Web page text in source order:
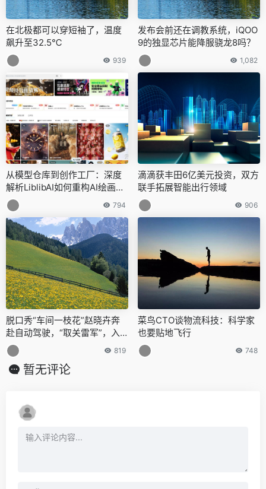
在北极都可以穿短袖了，温度
飙升至32.5℃
939
发布会前还在调教系统，iQOO
9的独显芯片能降服骁龙8吗？
1,082
从模型仓库到创作工厂：深度
解析LiblibAI如何重构AI绘画生
态
794
滴滴获丰田6亿美元投资，双方
联手拓展智能出行领域
906
脱口秀“车间一枝花”赵晓卉奔
赴自动驾驶，“取关雷军”，入
职文远知行
819
菜鸟CTO谈物流科技：科学家
也要贴地飞行
748
暂无评论